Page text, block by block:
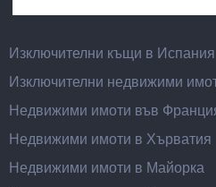
Изключителни къщи в Испания
Изключителни недвижими
Недвижими имоти във
Недвижими имоти в Хърватия
Недвижими имоти в Майорка